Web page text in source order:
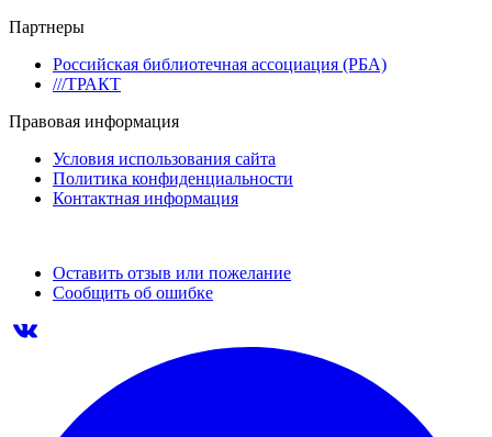
Партнеры
Российская библиотечная ассоциация (РБА)
///ТРАКТ
Правовая информация
Условия использования сайта
Политика конфиденциальности
Контактная информация
Оставить отзыв или пожелание
Сообщить об ошибке